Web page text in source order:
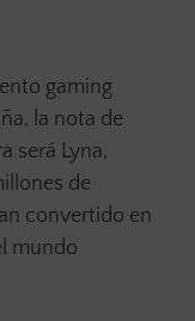
gaming
la nota de
será Lyna,
de
convertido en
mundo